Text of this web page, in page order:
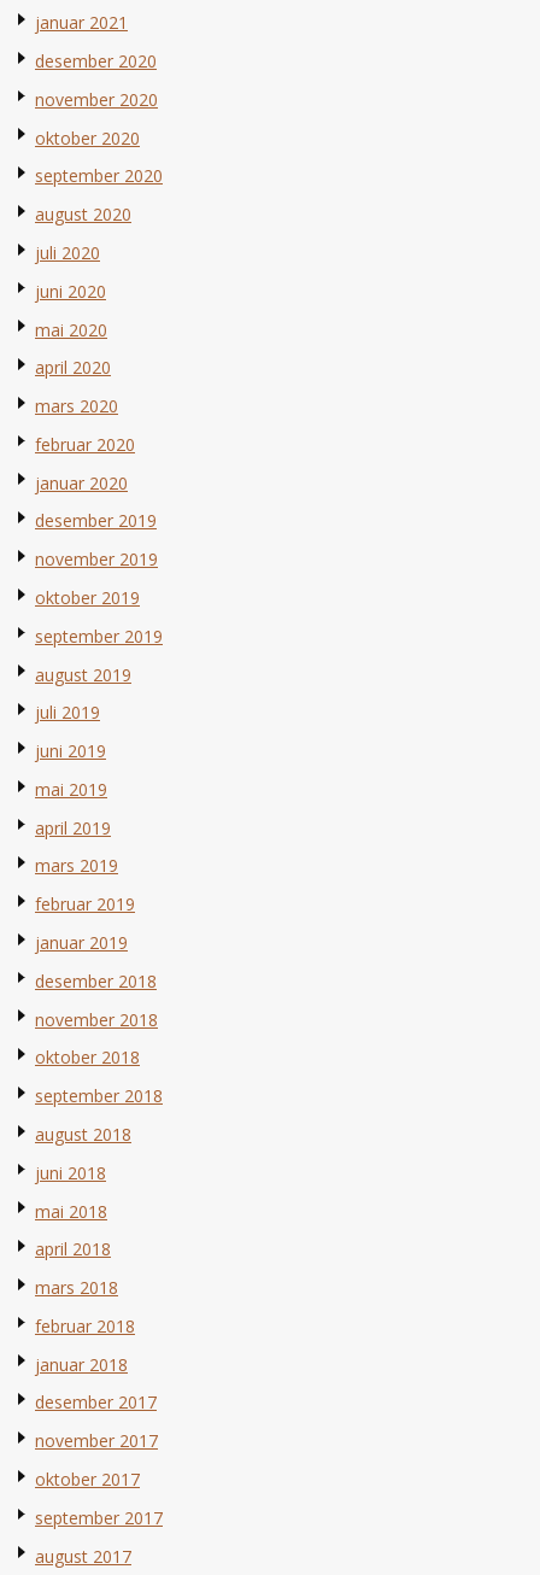
januar 2021
desember 2020
november 2020
oktober 2020
september 2020
august 2020
juli 2020
juni 2020
mai 2020
april 2020
mars 2020
februar 2020
januar 2020
desember 2019
november 2019
oktober 2019
september 2019
august 2019
juli 2019
juni 2019
mai 2019
april 2019
mars 2019
februar 2019
januar 2019
desember 2018
november 2018
oktober 2018
september 2018
august 2018
juni 2018
mai 2018
april 2018
mars 2018
februar 2018
januar 2018
desember 2017
november 2017
oktober 2017
september 2017
august 2017